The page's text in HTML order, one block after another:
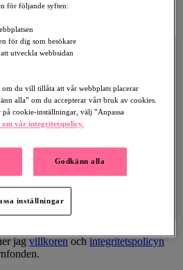
jagvillkorenochintegritetspolicyn
för följande syften:
för dig som besökare
utveckla webbsidan
du vill tillåta att vår webbplats placerar
alla” om du accepterar vårt bruk av cookies.
cookie-inställningar, välj ”Anpassa
vår integritetspolicy.
Godkänn alla
inställningar